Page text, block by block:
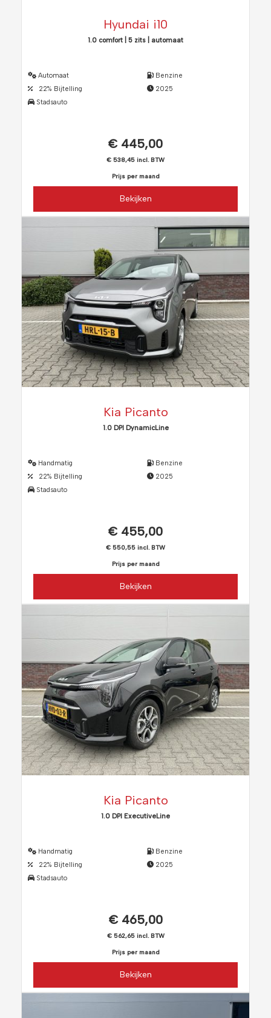
Hyundai i10
1.0 comfort | 5 zits | automaat
Automaat
22% Bijtelling
Stadsauto
Benzine
2025
€ 445,00
€ 538,45 incl. BTW
Prijs per maand
Bekijken
Kia Picanto
1.0 DPI DynamicLine
Handmatig
22% Bijtelling
Stadsauto
Benzine
2025
€ 455,00
€ 550,55 incl. BTW
Prijs per maand
Bekijken
Kia Picanto
1.0 DPI ExecutiveLine
Handmatig
22% Bijtelling
Stadsauto
Benzine
2025
€ 465,00
€ 562,65 incl. BTW
Prijs per maand
Bekijken